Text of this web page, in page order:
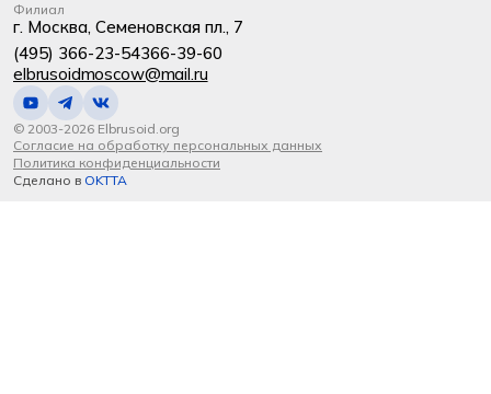
Филиал
г. Москва, Семеновская пл., 7
(495) 366-23-54366-39-60
elbrusoidmoscow@mail.ru
© 2003-2026 Elbrusoid.org
Согласие на обработку персональных данных
Политика конфиденциальности
Сделано в OKTTA